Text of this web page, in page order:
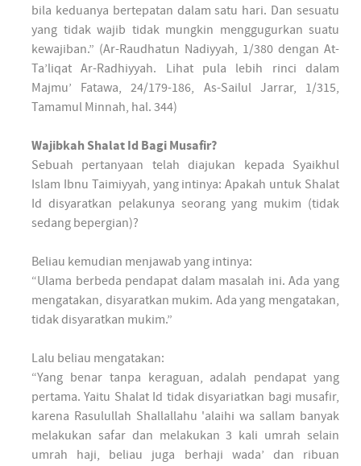
bila keduanya bertepatan dalam satu hari. Dan sesuatu
yang tidak wajib tidak mungkin menggugurkan suatu
kewajiban.” (Ar-Raudhatun Nadiyyah, 1/380 dengan At-
Ta’liqat Ar-Radhiyyah. Lihat pula lebih rinci dalam
Majmu’ Fatawa, 24/179-186, As-Sailul Jarrar, 1/315,
Tamamul Minnah, hal. 344)
Wajibkah Shalat Id Bagi Musafir?
Sebuah pertanyaan telah diajukan kepada Syaikhul
Islam Ibnu Taimiyyah, yang intinya: Apakah untuk Shalat
Id disyaratkan pelakunya seorang yang mukim (tidak
sedang bepergian)?
Beliau kemudian menjawab yang intinya:
“Ulama berbeda pendapat dalam masalah ini. Ada yang
mengatakan, disyaratkan mukim. Ada yang mengatakan,
tidak disyaratkan mukim.”
Lalu beliau mengatakan:
“Yang benar tanpa keraguan, adalah pendapat yang
pertama. Yaitu Shalat Id tidak disyariatkan bagi musafir,
karena Rasulullah Shallallahu 'alaihi wa sallam banyak
melakukan safar dan melakukan 3 kali umrah selain
umrah haji, beliau juga berhaji wada’ dan ribuan